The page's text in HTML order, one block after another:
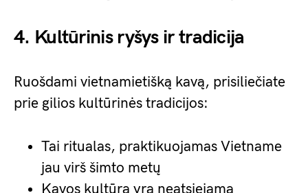
4. Kultūrinis ryšys ir tradicija
Ruošdami vietnamietišką kavą, prisiliečiate
prie gilios kultūrinės tradicijos:
Tai ritualas, praktikuojamas Vietname
jau virš šimto metų
Kavos kultūra yra neatsiejama